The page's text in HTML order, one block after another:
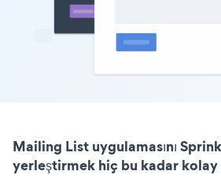
Mailing List uygulamasını
yerleştirmek hiç bu kadar kolay